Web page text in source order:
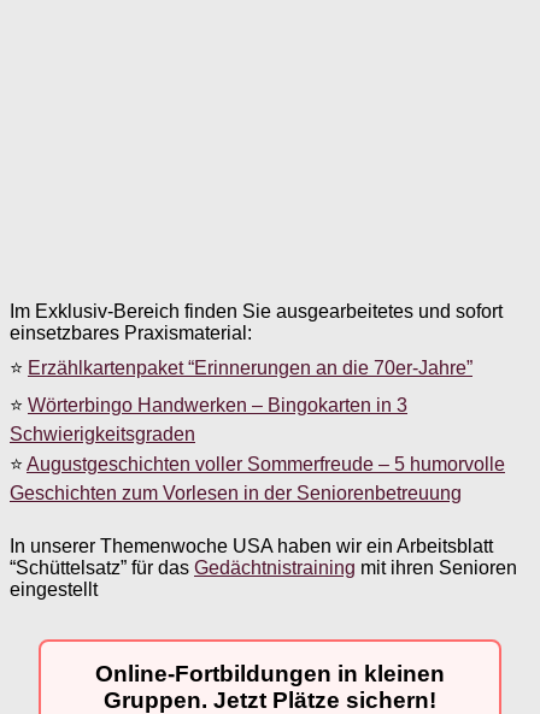
Im Exklusiv-Bereich finden Sie ausgearbeitetes und sofort
einsetzbares Praxismaterial:
⭐ Erzählkartenpaket “Erinnerungen an die 70er-Jahre”
⭐ Wörterbingo Handwerken – Bingokarten in 3
Schwierigkeitsgraden
⭐ Augustgeschichten voller Sommerfreude – 5 humorvolle
Geschichten zum Vorlesen in der Seniorenbetreuung
In unserer Themenwoche USA haben wir ein Arbeitsblatt
“Schüttelsatz” für das Gedächtnistraining mit ihren Senioren
eingestellt
Online-Fortbildungen in kleinen
Gruppen. Jetzt Plätze sichern!